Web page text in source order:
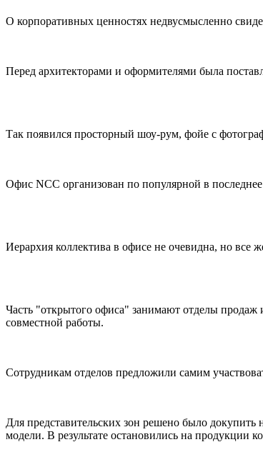
О корпоративных ценностях недвусмысленно
Перед архитекторами и оформителями была
Так появился просторный шоу-рум, фойе с
Офис NCC организован по популярной в
Иерархия коллектива в офисе не очевидна, но все
Часть "открытого офиса" занимают отделы
совместной работы.
Сотрудникам отделов предложили самим
Для представительских зон решено было
модели. В результате остановились на продукции